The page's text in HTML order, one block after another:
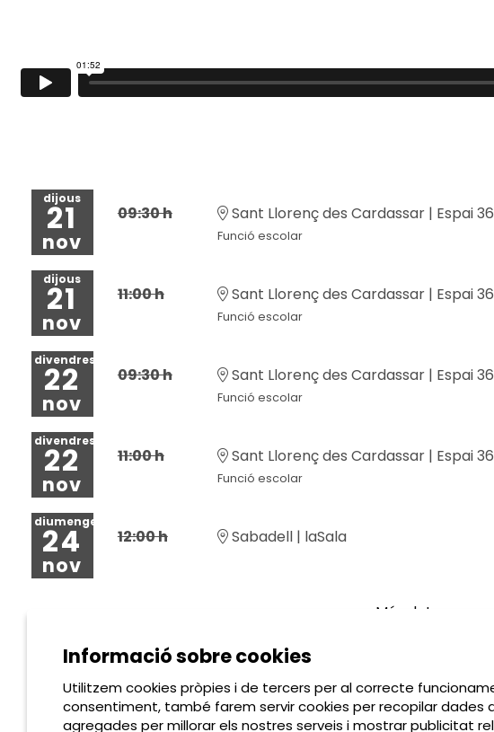
dijous
21
nov
09:30 h Sant Llorenç des Cardassar | Espai 36
Funció escolar
dijous
21
nov
11:00 h Sant Llorenç des Cardassar | Espai 36
Funció escolar
divendres
22
nov
09:30 h Sant Llorenç des Cardassar | Espai 36
Funció escolar
divendres
22
nov
11:00 h Sant Llorenç des Cardassar | Espai 36
Funció escolar
diumenge
24
nov
12:00 h Sabadell | laSala
Més dates
Informació sobre cookies
Utilitzem cookies pròpies i de tercers per al correcte
consentiment, també farem servir cookies per recopilar dades
agregades per millorar els nostres serveis i mostrar publicitat